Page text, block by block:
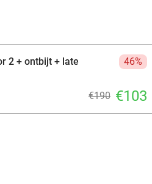
straatjes, maak een
Bij Bridges House Hotel beleven
2 + ontbijt + late
46%
€190 €103